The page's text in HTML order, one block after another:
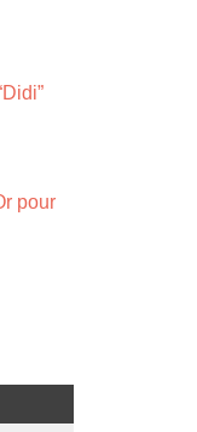
pour